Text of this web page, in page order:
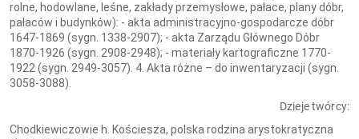
rolne, hodowlane, leśne, zakłady przemysłowe, pałace, plany dóbr,
pałaców i budynków): - akta administracyjno-gospodarcze dóbr
1647-1869 (sygn. 1338-2907); - akta Zarządu Głównego Dóbr
1870-1926 (sygn. 2908-2948); - materiały kartograficzne 1770-
1922 (sygn. 2949-3057). 4. Akta różne – do inwentaryzacji (sygn.
3058-3088).
Dzieje twórcy:
Chodkiewiczowie h. Kościesza, polska rodzina arystokratyczna